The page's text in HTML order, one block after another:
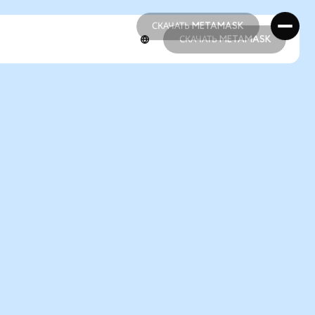
СКАЧАТЬ METAMASK
СКАЧАТЬ METAMASK
СКАЧАТЬ METAMASK